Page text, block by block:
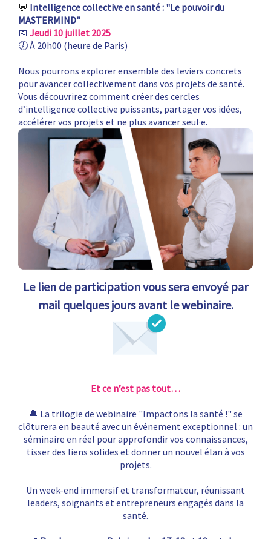
💬 Intelligence collective en santé : "Le pouvoir du
MASTERMIND"
📅 Jeudi 10 juillet 2025
🕖 À 20h00 (heure de Paris)
Nous pourrons explorer ensemble des leviers concrets
pour avancer collectivement dans vos projets de santé.
Vous découvrirez comment créer des cercles
d’intelligence collective puissants, partager vos idées,
accélérer vos projets et ne plus avancer seul·e.
Le lien de participation vous sera envoyé par
mail quelques jours avant le webinaire.
Et ce n’est pas tout…
🔔 La trilogie de webinaire "Impactons la santé !" se
clôturera en beauté avec un événement exceptionnel : un
séminaire en réel pour approfondir vos connaissances,
tisser des liens solides et donner un nouvel élan à vos
projets.
Un week-end immersif et transformateur, réunissant
leaders, soignants et entrepreneurs engagés dans la
santé.